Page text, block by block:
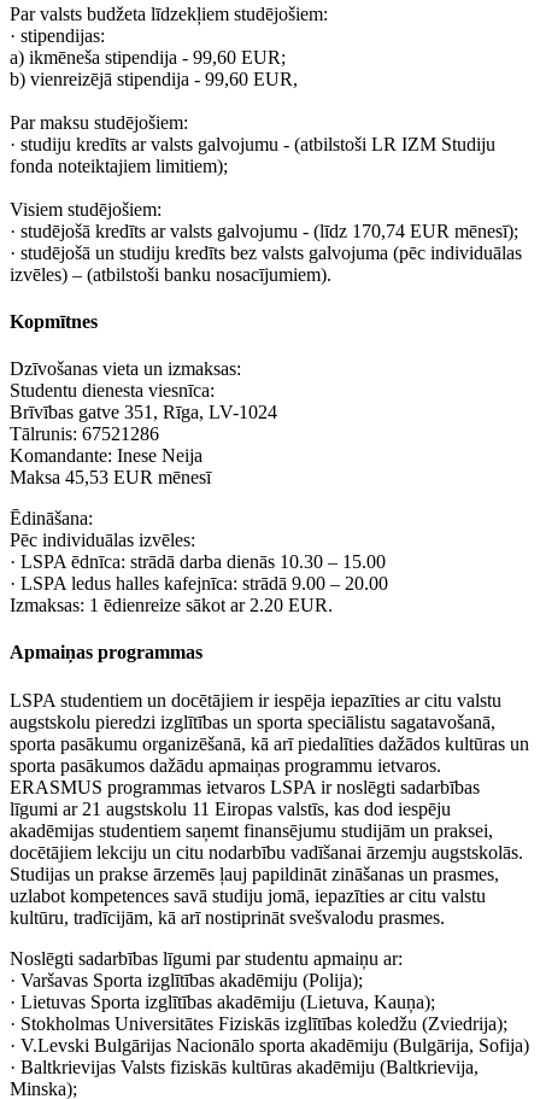
Par valsts budžeta līdzekļiem studējošiem:
· stipendijas:
a) ikmēneša stipendija - 99,60 EUR;
b) vienreizējā stipendija - 99,60 EUR,
Par maksu studējošiem:
· studiju kredīts ar valsts galvojumu - (atbilstoši LR IZM Studiju
fonda noteiktajiem limitiem);
Visiem studējošiem:
· studējošā kredīts ar valsts galvojumu - (līdz 170,74 EUR mēnesī);
· studējošā un studiju kredīts bez valsts galvojuma (pēc individuālas
izvēles) – (atbilstoši banku nosacījumiem).
Kopmītnes
Dzīvošanas vieta un izmaksas:
Studentu dienesta viesnīca:
Brīvības gatve 351, Rīga, LV-1024
Tālrunis: 67521286
Komandante: Inese Neija
Maksa 45,53 EUR mēnesī
Ēdināšana:
Pēc individuālas izvēles:
· LSPA ēdnīca: strādā darba dienās 10.30 – 15.00
· LSPA ledus halles kafejnīca: strādā 9.00 – 20.00
Izmaksas: 1 ēdienreize sākot ar 2.20 EUR.
Apmaiņas programmas
LSPA studentiem un docētājiem ir iespēja iepazīties ar citu valstu
augstskolu pieredzi izglītības un sporta speciālistu sagatavošanā,
sporta pasākumu organizēšanā, kā arī piedalīties dažādos kultūras un
sporta pasākumos dažādu apmaiņas programmu ietvaros.
ERASMUS programmas ietvaros LSPA ir noslēgti sadarbības
līgumi ar 21 augstskolu 11 Eiropas valstīs, kas dod iespēju
akadēmijas studentiem saņemt finansējumu studijām un praksei,
docētājiem lekciju un citu nodarbību vadīšanai ārzemju augstskolās.
Studijas un prakse ārzemēs ļauj papildināt zināšanas un prasmes,
uzlabot kompetences savā studiju jomā, iepazīties ar citu valstu
kultūru, tradīcijām, kā arī nostiprināt svešvalodu prasmes.
Noslēgti sadarbības līgumi par studentu apmaiņu ar:
· Varšavas Sporta izglītības akadēmiju (Polija);
· Lietuvas Sporta izglītības akadēmiju (Lietuva, Kauņa);
· Stokholmas Universitātes Fiziskās izglītības koledžu (Zviedrija);
· V.Levski Bulgārijas Nacionālo sporta akadēmiju (Bulgārija, Sofija)
· Baltkrievijas Valsts fiziskās kultūras akadēmiju (Baltkrievija,
Minska);